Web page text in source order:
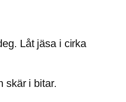
Låt jäsa i cirka
skär i bitar.